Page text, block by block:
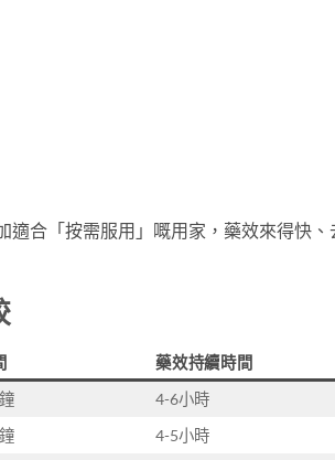
適合「按需服用」嘅用家，藥效來得快、
藥效持續時間
4-6小時
4-5小時